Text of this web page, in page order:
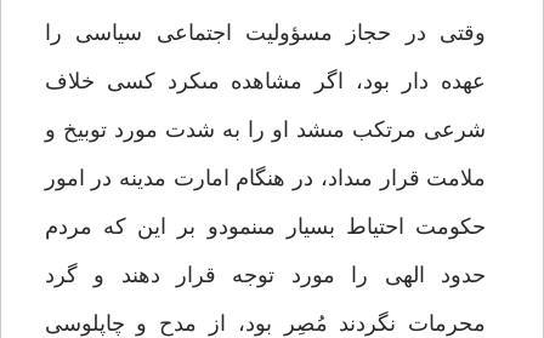
وقتى در حجاز مسؤوليت اجتماعى سياسى را
عهده دار بود، اگر مشاهده مى‏كرد كسى خلاف
شرعى مرتكب مى‏شد او را به شدت مورد توبيخ و
ملامت قرار مى‏داد، در هنگام امارت مدينه در امور
حكومت احتياط بسيار مى‏نمودو بر اين كه مردم
حدود الهى را مورد توجه قرار دهند و گرد
محرمات نگردند مُصِر بود، از مدح و چاپلوسى